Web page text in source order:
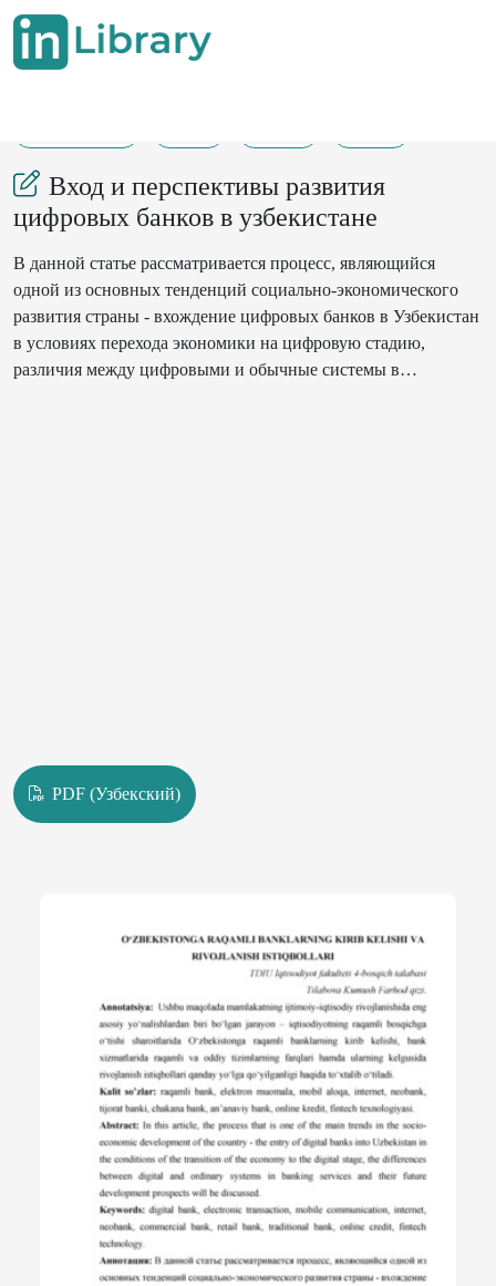
Вход и перспективы развития
цифровых банков в узбекистане
В данной статье рассматривается процесс, являющийся
одной из основных тенденций социально-экономического
развития страны - вхождение цифровых банков в Узбекистан
в условиях перехода экономики на цифровую стадию,
различия между цифровыми и обычные системы в
PDF (Узбекский)